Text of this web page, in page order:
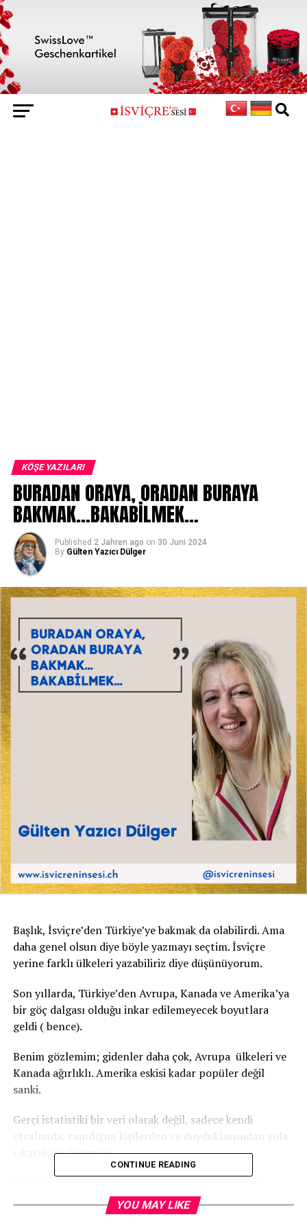
KÖŞE YAZILARI
BURADAN ORAYA, ORADAN BURAYA
BAKMAK…BAKABİLMEK…
Published 2 Jahren ago on 30 Juni 2024
By Gülten Yazıcı Dülger
Başlık, İsviçre’den Türkiye’ye bakmak da olabilirdi. Ama
daha genel olsun diye böyle yazmayı seçtim. İsviçre
yerine farklı ülkeleri yazabiliriz diye düşünüyorum.
Son yıllarda, Türkiye’den Avrupa, Kanada ve Amerika’ya
bir göç dalgası olduğu inkar edilemeyecek boyutlara
geldi ( bence).
Benim gözlemim; gidenler daha çok, Avrupa ülkeleri ve
Kanada ağırlıklı. Amerika eskisi kadar popüler değil
sanki.
Gerçi istatistiki bir veri olarak değil, sadece kendi
etrafımda, tanıdığım kişilerden ve duyduklarımdan yola
çıkarak söylüyorum..
sosyolojik, psikolojik, ekonomik yorum yapmak değil
amacım. Zaten bu konuda konuşacak bilgi birikimine
CONTINUE READING
YOU MAY LIKE